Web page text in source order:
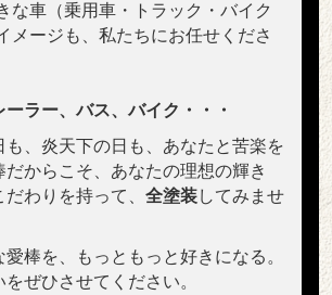
な車（乗用車・トラック・バイク
メージも、私たちにお任せくださ
ーラー、バス、バイク・・・
も、炎天下の日も、あなたと苦楽を
だからこそ、あなたの理想の輝き
わりを持って、 全塗装してみませ
棒を、もっともっと好きになる。
ぜひさせてください。